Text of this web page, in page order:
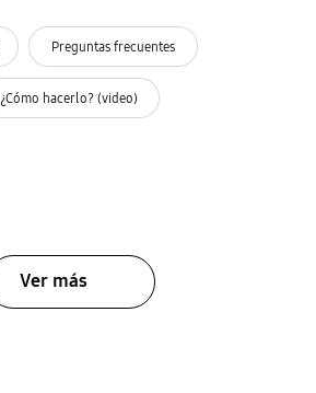
Preguntas frecuentes
¿Cómo hacerlo? (video)
Ver más